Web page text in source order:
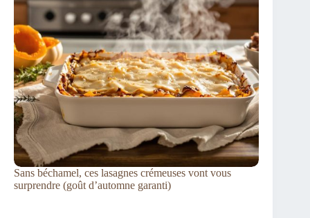
Sans béchamel, ces lasagnes crémeuses vont vous
surprendre (goût d’automne garanti)